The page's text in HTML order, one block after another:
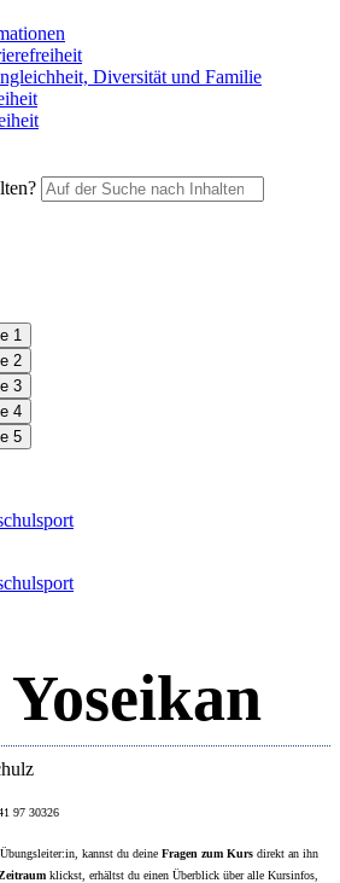
Diversität und Familie
1
2
3
4
5
97 30326
kannst du deine Fragen zum Kurs direkt an ihn
klickst, erhältst du einen Überblick über alle Kursinfos,